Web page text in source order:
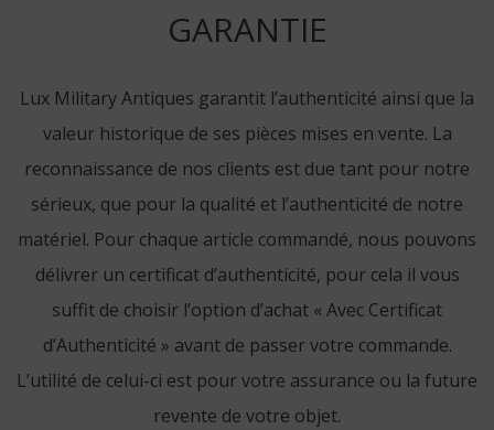
GARANTIE
Lux Military Antiques garantit l’authenticité ainsi que la
valeur historique de ses pièces mises en vente. La
reconnaissance de nos clients est due tant pour notre
sérieux, que pour la qualité et l’authenticité de notre
matériel. Pour chaque article commandé, nous pouvons
délivrer un certificat d’authenticité, pour cela il vous
suffit de choisir l’option d’achat « Avec Certificat
d’Authenticité » avant de passer votre commande.
L’utilité de celui-ci est pour votre assurance ou la future
revente de votre objet.